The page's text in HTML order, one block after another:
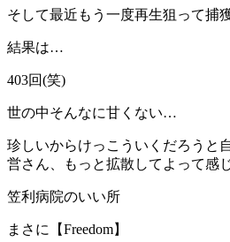
そして最近もう一度再生狙って捕
結果は…
403回(笑)
世の中そんなに甘くない…
珍しいからけっこういくだろうと
営さん、もっと拡散してよって感
笠利病院のいい所
まさに【Freedom】